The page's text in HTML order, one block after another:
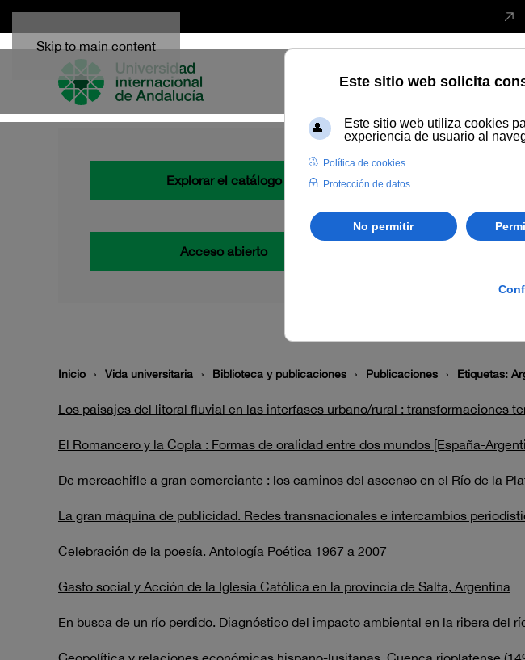
Skip to main content
Explorar el catálogo
Acceso abierto
Inicio Vida universitaria Biblioteca y publicaciones Publicaciones Etiquetas:
Los paisajes del litoral fluvial en las interfases urbano/rural : transformaciones
El Romancero y la Copla : Formas de oralidad entre dos mundos [España-
De mercachifle a gran comerciante : los caminos del ascenso en el Río de la
La gran máquina de publicidad. Redes transnacionales e intercambios
Celebración de la poesía. Antología Poética 1967 a 2007
Gasto social y Acción de la Iglesia Católica en la provincia de Salta, Argentina
En busca de un río perdido. Diagnóstico del impacto ambiental en la ribera del